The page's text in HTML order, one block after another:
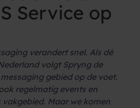
Service op
verandert snel. Als dé
volgt Spryng de
gebied op de voet.
regelmatig events en
vakgebied. Maar we komen